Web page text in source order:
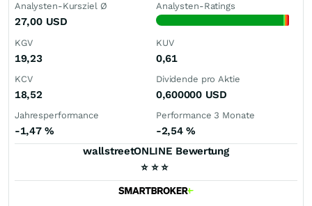
Analysten-Kursziel Ø
27,00 USD
Analysten-Ratings
KGV
19,23
KUV
0,61
KCV
18,52
Dividende pro Aktie
0,600000 USD
Jahresperformance
-1,47%
Performance 3 Monate
-2,54%
wallstreetONLINE Bewertung
⭐ ⭐ ⭐